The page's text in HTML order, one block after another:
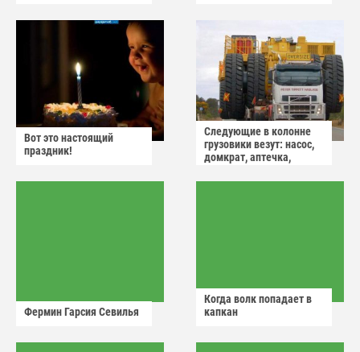
Вот это настоящий
праздник!
Следующие в колонне
грузовики везут: насос,
домкрат, аптечка,
Фермин Гарсия Севилья
Когда волк попадает в
капкан